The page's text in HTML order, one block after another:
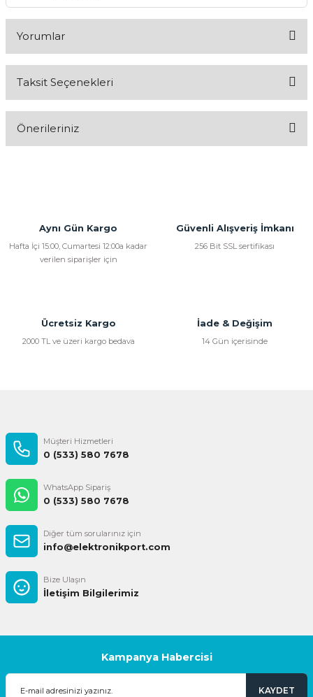
Yorumlar
Taksit Seçenekleri
Önerileriniz
Ürün açıklamasında eksik bilgiler bulunuyor.
Bu ürüne benzer farklı alternatifler olmalı.
Aynı Gün Kargo
Hafta İçi 15:00, Cumartesi 12:00a kadar
verilen siparişler için
Güvenli Alışveriş İmkanı
256 Bit SSL sertifikası
Ücretsiz Kargo
2000 TL ve üzeri kargo bedava
İade & Değişim
14 Gün içerisinde
Müşteri Hizmetleri
0 (533) 580 7678
WhatsApp Sipariş
0 (533) 580 7678
Diğer tüm sorularınız için
info@elektronikport.com
Bize Ulaşın
İletişim Bilgilerimiz
Kampanya Habercisi
KAYDET